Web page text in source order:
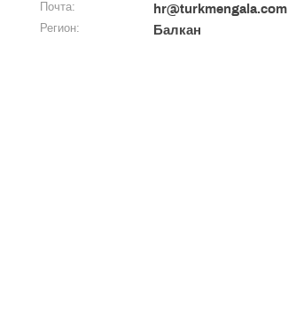
Почта: hr@turkmengala.com
Регион: Балкан